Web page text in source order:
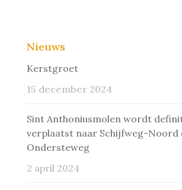
Nieuws
Kerstgroet
15 december 2024
Sint Anthoniusmolen wordt
verplaatst naar Schijfweg-Noord
Ondersteweg
2 april 2024